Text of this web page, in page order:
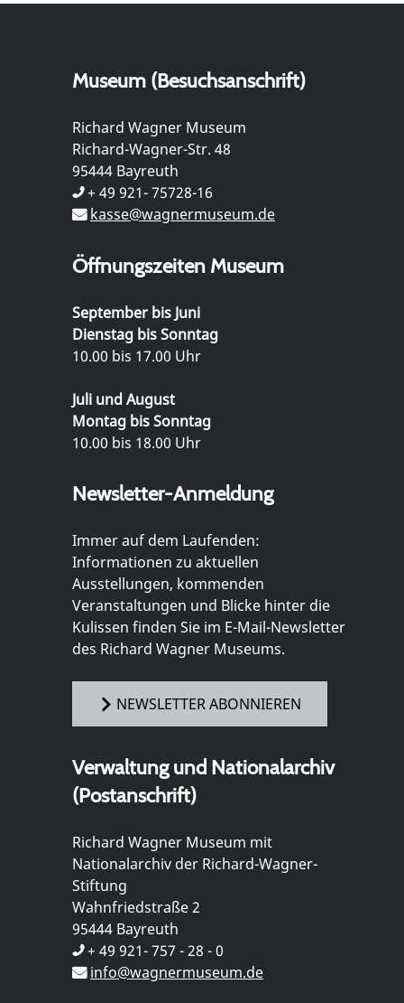
Museum (Besuchsanschrift)
Richard Wagner Museum
Richard-Wagner-Str. 48
95444 Bayreuth
+ 49 921- 75728-16
kasse@wagnermuseum.de
Öffnungszeiten Museum
September bis Juni
Dienstag bis Sonntag
10.00 bis 17.00 Uhr
Juli und August
Montag bis Sonntag
10.00 bis 18.00 Uhr
Newsletter-Anmeldung
Immer auf dem Laufenden:
Informationen zu aktuellen
Ausstellungen, kommenden
Veranstaltungen und Blicke hinter die
Kulissen finden Sie im E-Mail-Newsletter
des Richard Wagner Museums.
NEWSLETTER ABONNIEREN
Verwaltung und Nationalarchiv
(Postanschrift)
Richard Wagner Museum mit
Nationalarchiv der Richard-Wagner-
Stiftung
Wahnfriedstraße 2
95444 Bayreuth
+ 49 921- 757 - 28 - 0
info@wagnermuseum.de